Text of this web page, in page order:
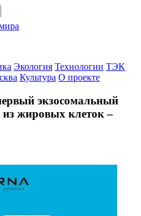
Экология Технологии ТЭК
Культура О проекте
экзосомальный
из жировых клеток –